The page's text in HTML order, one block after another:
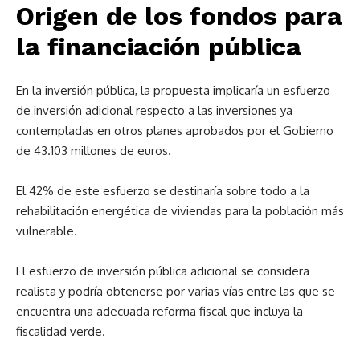
Origen de los fondos para
la financiación pública
En la inversión pública, la propuesta implicaría un esfuerzo
de inversión adicional respecto a las inversiones ya
contempladas en otros planes aprobados por el Gobierno
de 43.103 millones de euros.
El 42% de este esfuerzo se destinaría sobre todo a la
rehabilitación energética de viviendas para la población más
vulnerable.
El esfuerzo de inversión pública adicional se considera
realista y podría obtenerse por varias vías entre las que se
encuentra una adecuada reforma fiscal que incluya la
fiscalidad verde.